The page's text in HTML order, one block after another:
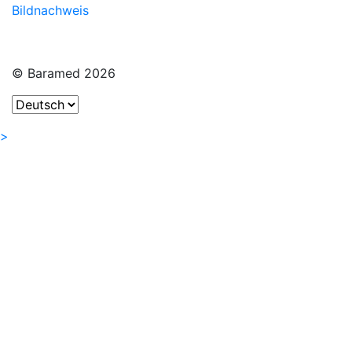
Bildnachweis
© Baramed 2026
>